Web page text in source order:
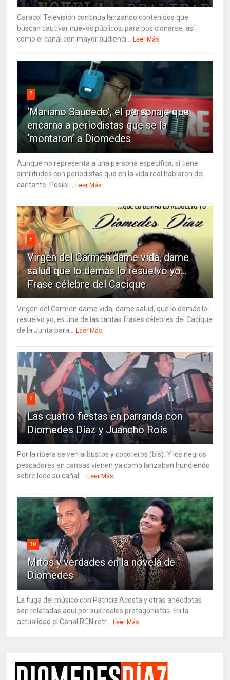
Caracol Televisión continúa lanzando contenidos que
buscan cautivar nuevos públicos, para posicionarse, así
como el canal con mayor audienci...
Leer Más
7
‘Mariano Saucedo’, el personaje que
encarna a periodistas que se la
‘montaron’ a Diomedes
Aunque no representa a una persona específica, sí tiene
similitudes con periodistas que en la vida real hablaron del
cantante. Posibl...
Leer Más
8
Virgen del Carmen dame vida, dame
salud que lo demás lo resuelvo yo…
Frase célebre del Cacique
Virgen del Carmen dame vida, dame salud, que lo demás lo
resuelvo yo, es una de las tantas frases célebres del Cacique
de la Junta para...
Leer Más
9
Las cuatro fiestas en parranda con
Diomedes Díaz y Juancho Roís
Por la ribera se ven arbustos y cocoteros (bis). Y los negros
pescadores en canoas vienen ya como lanzaban hundiendo
sobre lodo su cañal....
Leer Más
10
Mitos y verdades en la novela de
Diomedes
La fuga del músico con Patricia Acosta y otras anécdotas
son relatadas aquí por sus reales protagonistas. En la
actualidad el Canal RCN retr...
Leer Más